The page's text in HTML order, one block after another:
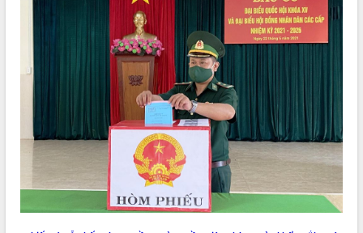
Trình diễn nghệ thuật chế biến các
Đắk Lắk công bố Quy hoạch và xúc
tiến đầu tư tỉnh
Ngành cá ngừ Đắk Lắk chủ động thích
ứng để giữ vững thị trường xuất khẩu
Diễn đàn Kinh tế tư nhân Việt Nam đột
phá cơ chế - Hợp tác công tư
Đề án 06 tạo bước ngoặt đột phá trong
cải cách hành chính tỉnh Đắk Lắk
Kết nối tour, đẩy mạnh chuyển đổi số